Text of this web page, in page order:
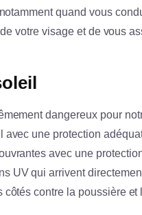
quand vous
votre visage et de vous
dangereux pour
avec une protection
avec une
UV qui arrivent
contre la poussière et